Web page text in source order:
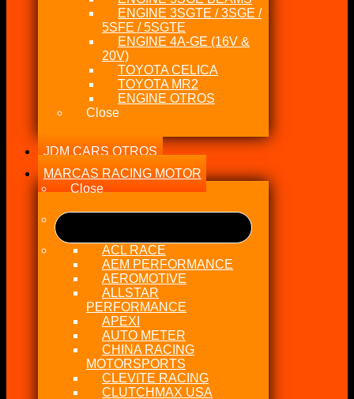
ENGINE 3SGTE / 3SGE /
5SFE / 5SGTE
ENGINE 4A-GE (16V &
20V)
TOYOTA CELICA
TOYOTA MR2
ENGINE OTROS
Close
JDM CARS OTROS
MARCAS RACING MOTOR
Close
ACL RACE
AEM PERFORMANCE
AEROMOTIVE
ALLSTAR
PERFORMANCE
APEXI
AUTO METER
CHINA RACING
MOTORSPORTS
CLEVITE RACING
CLUTCHMAX USA